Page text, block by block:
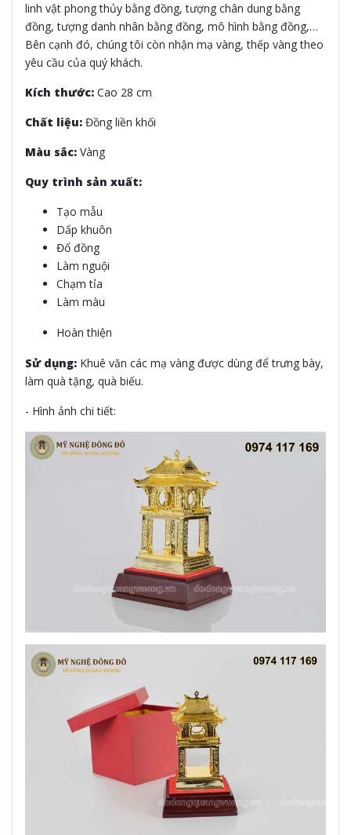
linh vật phong thủy bằng đồng, tượng chân dung bằng
đồng, tượng danh nhân bằng đồng, mô hình bằng đồng,…
Bên cạnh đó, chúng tôi còn nhận mạ vàng, thếp vàng theo
yêu cầu của quý khách.
Kích thước: Cao 28 cm
Chất liệu: Đồng liền khối
Màu sắc: Vàng
Quy trình sản xuất:
Tạo mẫu
Dấp khuôn
Đổ đồng
Làm nguội
Chạm tỉa
Làm màu
Hoàn thiện
Sử dụng: Khuê văn các mạ vàng được dùng để trưng bày,
làm quà tặng, quà biếu.
- Hình ảnh chi tiết: